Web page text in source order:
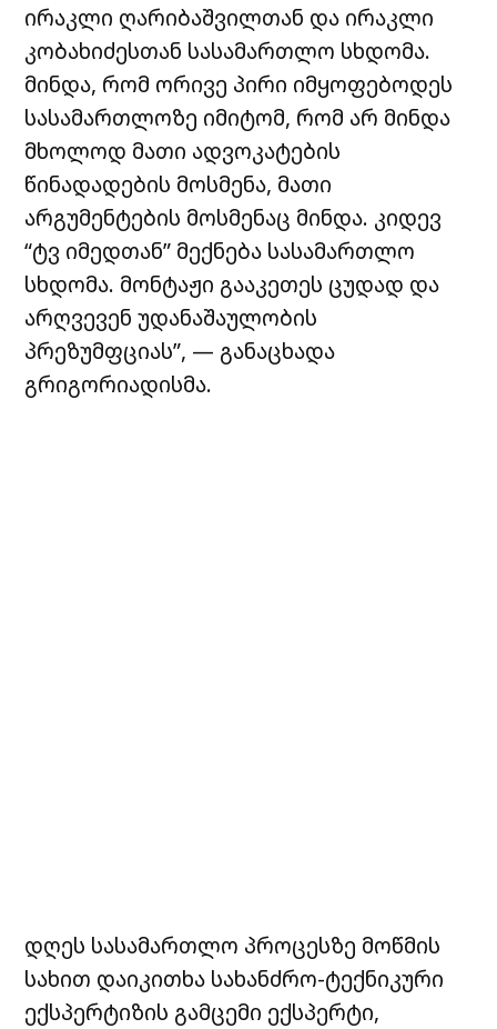
ირაკლი ღარიბაშვილთან და ირაკლი
კობახიძესთან სასამართლო სხდომა.
მინდა, რომ ორივე პირი იმყოფებოდეს
სასამართლოზე იმიტომ, რომ არ მინდა
მხოლოდ მათი ადვოკატების
წინადადების მოსმენა, მათი
არგუმენტების მოსმენაც მინდა. კიდევ
“ტვ იმედთან” მექნება სასამართლო
სხდომა. მონტაჟი გააკეთეს ცუდად და
არღვევენ უდანაშაულობის
პრეზუმფციას”, — განაცხადა
გრიგორიადისმა.
დღეს სასამართლო პროცესზე მოწმის
სახით დაიკითხა სახანძრო-ტექნიკური
ექსპერტიზის გამცემი ექსპერტი,